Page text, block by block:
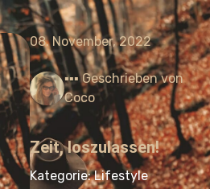
08. November, 2022
▪︎▪︎▪︎ Geschrieben von
Coco
Zeit, loszulassen!
Kategorie: Lifestyle